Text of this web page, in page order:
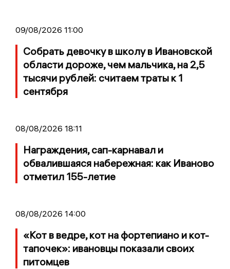
09/08/2026 11:00
Собрать девочку в школу в Ивановской
области дороже, чем мальчика, на 2,5
тысячи рублей: считаем траты к 1
сентября
08/08/2026 18:11
Награждения, сап-карнавал и
обвалившаяся набережная: как Иваново
отметил 155-летие
08/08/2026 14:00
«Кот в ведре, кот на фортепиано и кот-
тапочек»: ивановцы показали своих
питомцев